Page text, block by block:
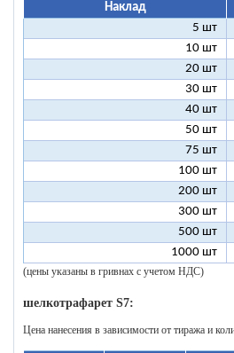
Наклад
5 шт
10 шт
20 шт
30 шт
40 шт
50 шт
75 шт
100 шт
200 шт
300 шт
500 шт
1000 шт
(цены указаны в гривнах с учетом НДС)
шелкотрафарет S7:
Цена нанесения в зависимости от тиража и